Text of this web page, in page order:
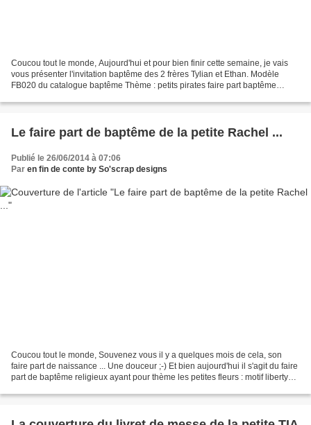
Coucou tout le monde, Aujourd'hui et pour bien finir cette semaine, je vais
vous présenter l'invitation baptême des 2 frères Tylian et Ethan. Modèle
FB020 du catalogue baptême Thème : petits pirates faire part baptême
Le faire part de baptême de la petite Rachel ...
Publié le 26/06/2014 à 07:06
Par en fin de conte by So'scrap designs
Coucou tout le monde, Souvenez vous il y a quelques mois de cela, son
faire part de naissance ... Une douceur ;-) Et bien aujourd'hui il s'agit du faire
part de baptême religieux ayant pour thème les petites fleurs : motif liberty